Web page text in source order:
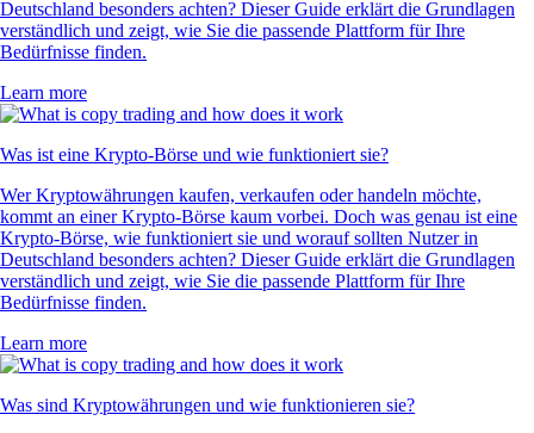
Deutschland besonders achten? Dieser Guide erklärt die Grundlagen
verständlich und zeigt, wie Sie die passende Plattform für Ihre
Bedürfnisse finden.
Learn more
Was ist eine Krypto-Börse und wie funktioniert sie?
Wer Kryptowährungen kaufen, verkaufen oder handeln möchte,
kommt an einer Krypto-Börse kaum vorbei. Doch was genau ist eine
Krypto-Börse, wie funktioniert sie und worauf sollten Nutzer in
Deutschland besonders achten? Dieser Guide erklärt die Grundlagen
verständlich und zeigt, wie Sie die passende Plattform für Ihre
Bedürfnisse finden.
Learn more
Was sind Kryptowährungen und wie funktionieren sie?